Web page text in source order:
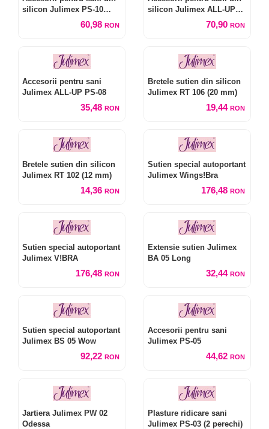
silicon Julimex PS-10
60,98 RON
silicon Julimex ALL-UP
70,90 RON
Accesorii pentru sani
Julimex ALL-UP PS-08
35,48 RON
Bretele sutien din silicon
Julimex RT 106 (20 mm)
19,44 RON
Bretele sutien din silicon
Julimex RT 102 (12 mm)
14,36 RON
Sutien special autoportant
Julimex Wings!Bra
176,48 RON
Sutien special autoportant
Julimex V!BRA
176,48 RON
Extensie sutien Julimex
BA 05 Long
32,44 RON
Sutien special autoportant
Julimex BS 05 Wow
92,22 RON
Accesorii pentru sani
Julimex PS-05
44,62 RON
Jartiera Julimex PW 02
Odessa
Plasture ridicare sani
Julimex PS-03 (2 perechi)